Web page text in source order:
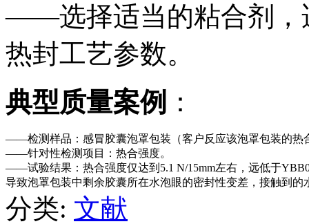
——选择适当的粘合剂，
热封工艺参数。
典型质量案例 ：
——检测样品：感冒胶囊泡罩包装（客户反应该泡罩包装的热
——针对性检测项目：热合强度。
——试验结果：热合强度仅达到5.1 N/15mm左右，远低于
导致泡罩包装中剩余胶囊所在水泡眼的密封性变差，接触到
分类: 文献